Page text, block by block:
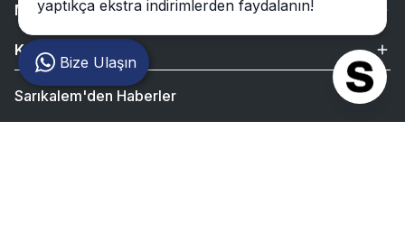
Müşteri İlişkileri
Koleksiyonumuz
Sarıkalem'den Haberler
yaptıkça ekstra indirimlerden faydalanın!
Bize Ulaşın